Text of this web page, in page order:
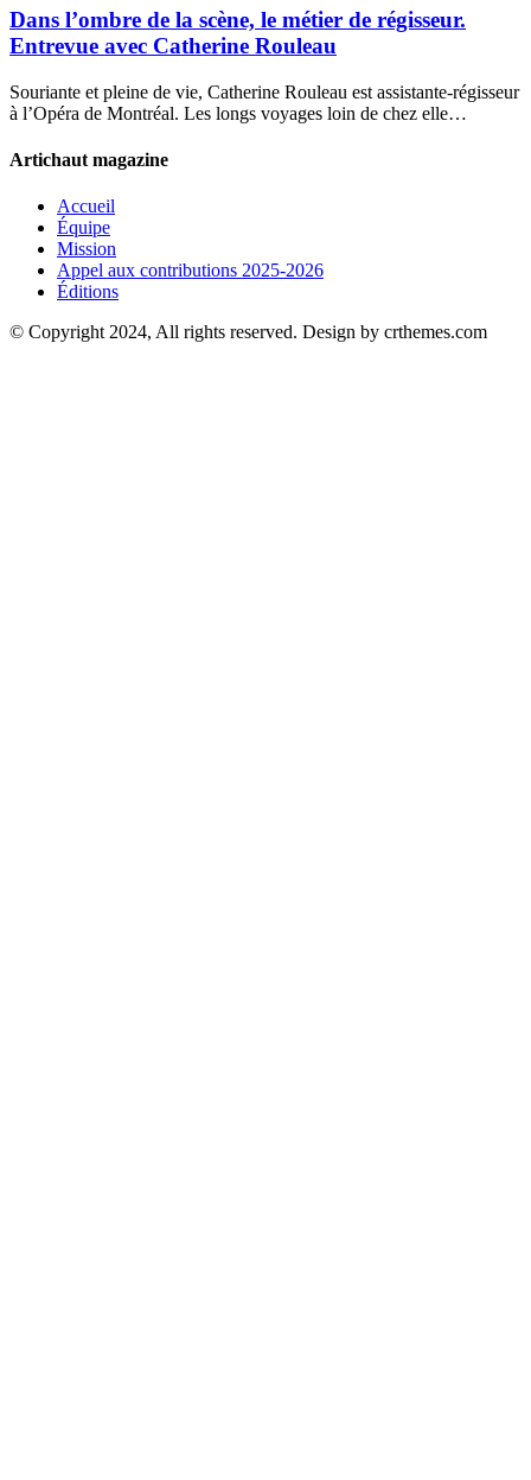
Dans l’ombre de la scène, le métier de régisseur.
Entrevue avec Catherine Rouleau
Souriante et pleine de vie, Catherine Rouleau est assistante-régisseur
à l’Opéra de Montréal. Les longs voyages loin de chez elle…
Artichaut magazine
Accueil
Équipe
Mission
Appel aux contributions 2025-2026
Éditions
© Copyright 2024, All rights reserved. Design by crthemes.com